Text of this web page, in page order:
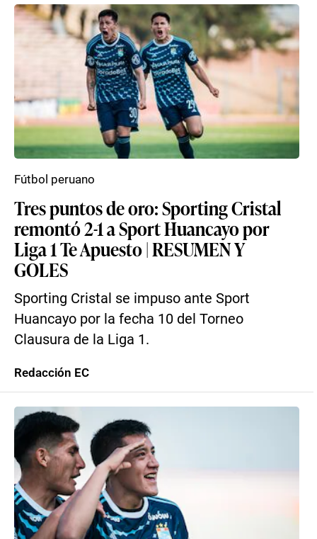
Tres puntos de oro: Sporting Cristal
remontó 2-1 a Sport Huancayo por
Liga 1 Te Apuesto | RESUMEN Y
GOLES
Sporting Cristal se impuso ante Sport
Huancayo por la fecha 10 del Torneo
Clausura de la Liga 1.
Fútbol peruano
Redacción EC